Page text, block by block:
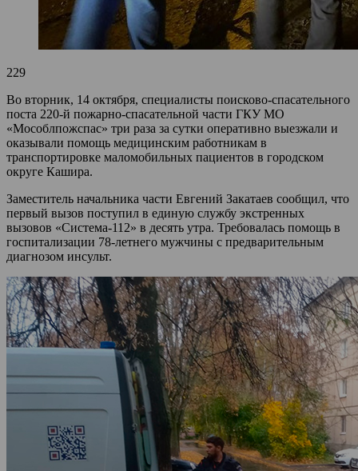
229
Во вторник, 14 октября, специалисты поисково-спасательного
поста 220-й пожарно-спасательной части ГКУ МО
«Мособлпожспас» три раза за сутки оперативно выезжали и
оказывали помощь медицинским работникам в
транспортировке маломобильных пациентов в городском
округе Кашира.
Заместитель начальника части Евгений Закатаев сообщил, что
первый вызов поступил в единую службу экстренных
вызовов «Система-112» в десять утра. Требовалась помощь в
госпитализации 78-летнего мужчины с предварительным
диагнозом инсульт.